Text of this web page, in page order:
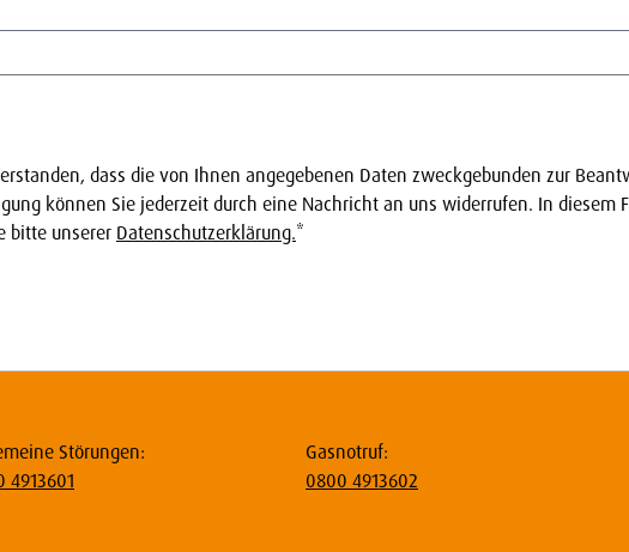
dass die von Ihnen angegebenen Daten zweckgebunden zur
können Sie jederzeit durch eine Nachricht an uns widerrufen. In diesem
bitte unserer Datenschutzerklärung.*
Störungen:
4913601
Gasnotruf:
0800 4913602